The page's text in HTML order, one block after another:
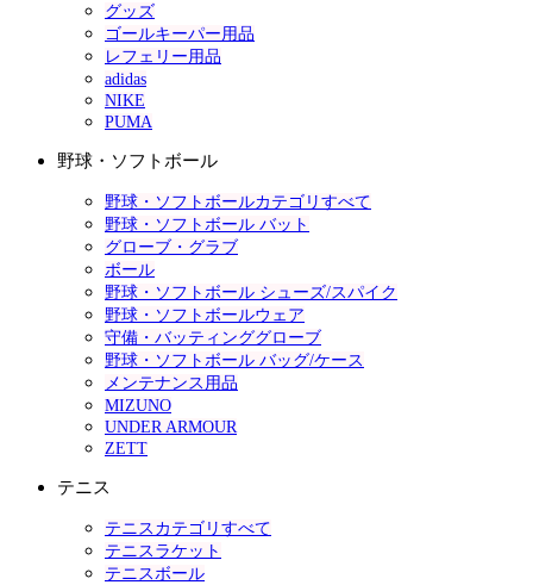
グッズ
ゴールキーパー用品
レフェリー用品
adidas
NIKE
PUMA
野球・ソフトボール
野球・ソフトボールカテゴリすべて
野球・ソフトボール バット
グローブ・グラブ
ボール
野球・ソフトボール シューズ/スパイク
野球・ソフトボールウェア
守備・バッティンググローブ
野球・ソフトボール バッグ/ケース
メンテナンス用品
MIZUNO
UNDER ARMOUR
ZETT
テニス
テニスカテゴリすべて
テニスラケット
テニスボール